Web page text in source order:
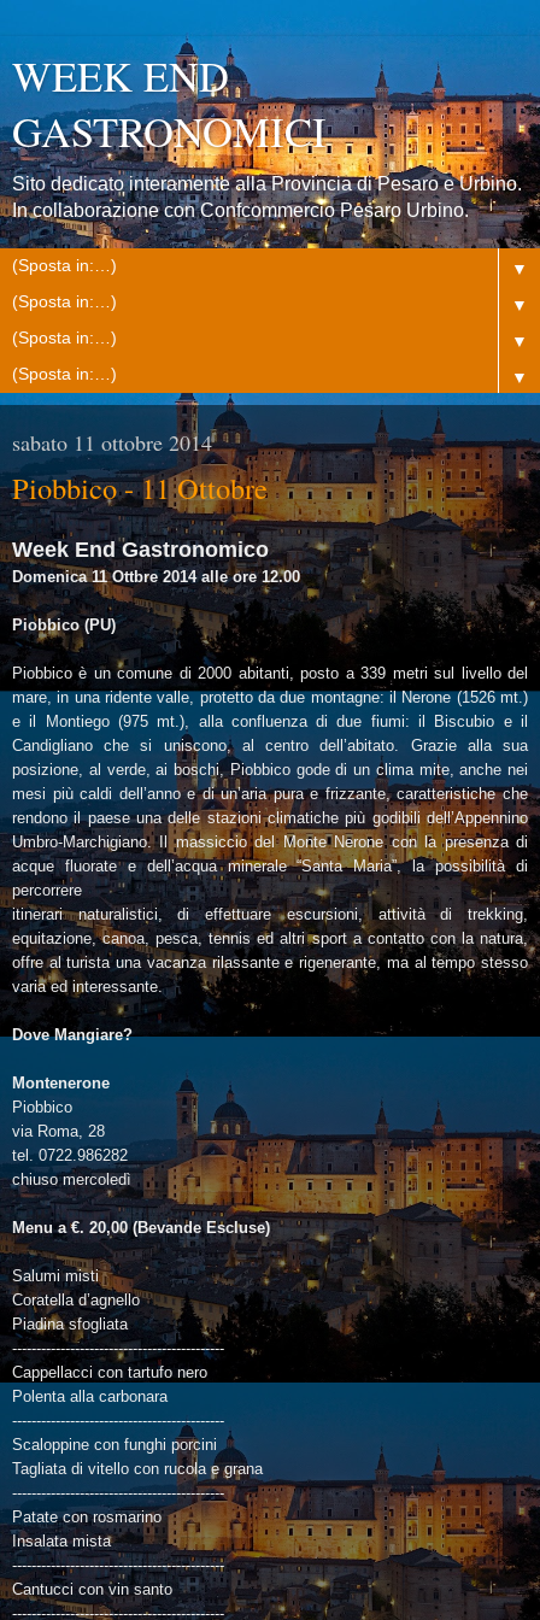
WEEK END
GASTRONOMICI
Sito dedicato interamente alla Provincia di Pesaro e Urbino.
In collaborazione con Confcommercio Pesaro Urbino.
▼
▼
▼
▼
sabato 11 ottobre 2014
Piobbico - 11 Ottobre
Week End Gastronomico
Domenica 11 Ottbre 2014 alle ore 12.00
Piobbico (PU)
Piobbico è un comune di 2000 abitanti, posto a 339 metri sul livello del
mare, in una ridente valle, protetto da due montagne: il Nerone (1526 mt.)
e il Montiego (975 mt.), alla confluenza di due fiumi: il Biscubio e il
Candigliano che si uniscono, al centro dell’abitato. Grazie alla sua
posizione, al verde, ai boschi, Piobbico gode di un clima mite, anche nei
mesi più caldi dell’anno e di un’aria pura e frizzante, caratteristiche che
rendono il paese una delle stazioni climatiche più godibili dell’Appennino
Umbro-Marchigiano. Il massiccio del Monte Nerone con la presenza di
acque fluorate e dell’acqua minerale “Santa Maria”, la possibilità di
percorrere
itinerari naturalistici, di effettuare escursioni, attività di trekking,
equitazione, canoa, pesca, tennis ed altri sport a contatto con la natura,
offre al turista una vacanza rilassante e rigenerante, ma altempo stesso
varia ed interessante.
Dove Mangiare?
Montenerone
Piobbico
via Roma, 28
tel. 0722.986282
chiuso mercoledì
Menu a €. 20,00 (Bevande Escluse)
Salumi misti
Coratella d’agnello
Piadina sfogliata
--------------------------------------------
Cappellacci con tartufo nero
Polenta alla carbonara
--------------------------------------------
Scaloppine con funghi porcini
Tagliata di vitello con rucola e grana
--------------------------------------------
Patate con rosmarino
Insalata mista
--------------------------------------------
Cantucci con vin santo
--------------------------------------------